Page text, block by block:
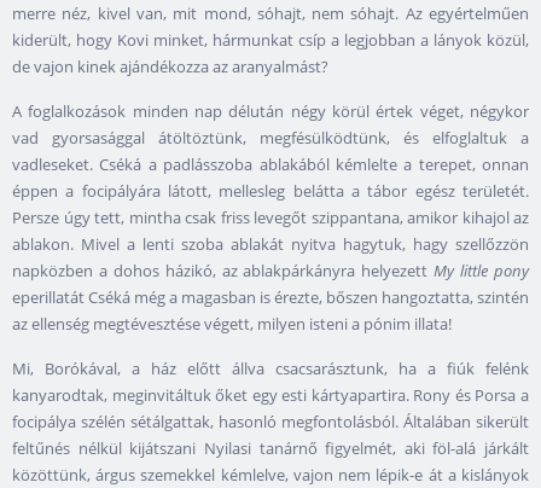
merre néz, kivel van, mit mond, sóhajt, nem sóhajt. Az egyértelműen
kiderült, hogy Kovi minket, hármunkat csíp a legjobban a lányok közül,
de vajon kinek ajándékozza az aranyalmást?
A foglalkozások minden nap délután négy körül értek véget, négykor
vad gyorsasággal átöltöztünk, megfésülködtünk, és elfoglaltuk a
vadleseket. Cséká a padlásszoba ablakából kémlelte a terepet, onnan
éppen a focipályára látott, mellesleg belátta a tábor egész területét.
Persze úgy tett, mintha csak friss levegőt szippantana, amikor kihajol az
ablakon. Mivel a lenti szoba ablakát nyitva hagytuk, hagy szellőzzön
napközben a dohos házikó, az ablakpárkányra helyezettMy little pony
eperillatát Cséká még a magasban is érezte, bőszen hangoztatta, szintén
az ellenség megtévesztése végett, milyen isteni a pónim illata!
Mi, Borókával, a ház előtt állva csacsarásztunk, ha a fiúk felénk
kanyarodtak, meginvitáltuk őket egy esti kártyapartira. Rony és Porsa a
focipálya szélén sétálgattak, hasonló megfontolásból. Általában sikerült
feltűnés nélkül kijátszani Nyilasi tanárnő figyelmét, aki föl-alá járkált
közöttünk, árgus szemekkel kémlelve, vajon nem lépik-e át a kislányok